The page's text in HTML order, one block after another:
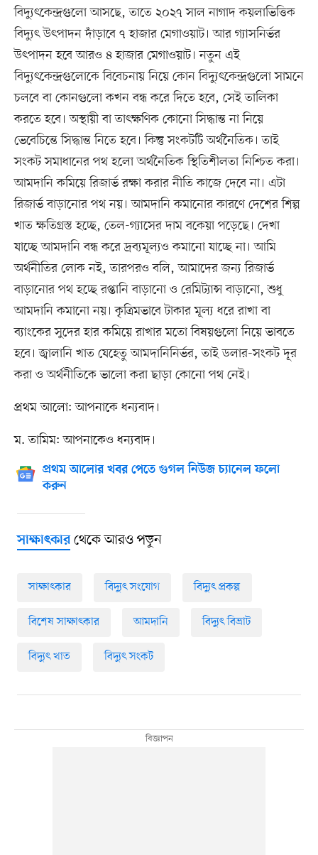
বিদ্যুৎকেন্দ্রগুলো আসছে, তাতে ২০২৭ সাল নাগাদ কয়লাভিত্তিক
বিদ্যুৎ উৎপাদন দাঁড়াবে ৭ হাজার মেগাওয়াট। আর গ্যাসনির্ভর
উৎপাদন হবে আরও ৪ হাজার মেগাওয়াট। নতুন এই
বিদ্যুৎকেন্দ্রগুলোকে বিবেচনায় নিয়ে কোন বিদ্যুৎকেন্দ্রগুলো সামনে
চলবে বা কোনগুলো কখন বন্ধ করে দিতে হবে, সেই তালিকা
করতে হবে। অস্থায়ী বা তাৎক্ষণিক কোনো সিদ্ধান্ত না নিয়ে
ভেবেচিন্তে সিদ্ধান্ত নিতে হবে। কিন্তু সংকটটি অর্থনৈতিক। তাই
সংকট সমাধানের পথ হলো অর্থনৈতিক স্থিতিশীলতা নিশ্চিত করা।
আমদানি কমিয়ে রিজার্ভ রক্ষা করার নীতি কাজে দেবে না। এটা
রিজার্ভ বাড়ানোর পথ নয়। আমদানি কমানোর কারণে দেশের শিল্প
খাত ক্ষতিগ্রস্ত হচ্ছে, তেল-গ্যাসের দাম বকেয়া পড়েছে। দেখা
যাচ্ছে আমদানি বন্ধ করে দ্রব্যমূল্যও কমানো যাচ্ছে না। আমি
অর্থনীতির লোক নই, তারপরও বলি, আমাদের জন্য রিজার্ভ
বাড়ানোর পথ হচ্ছে রপ্তানি বাড়ানো ও রেমিট্যান্স বাড়ানো, শুধু
আমদানি কমানো নয়। কৃত্রিমভাবে টাকার মূল্য ধরে রাখা বা
ব্যাংকের সুদের হার কমিয়ে রাখার মতো বিষয়গুলো নিয়ে ভাবতে
হবে। জ্বালানি খাত যেহেতু আমদানিনির্ভর, তাই ডলার-সংকট দূর
করা ও অর্থনীতিকে ভালো করা ছাড়া কোনো পথ নেই।
প্রথম আলো: আপনাকে ধন্যবাদ।
ম. তামিম: আপনাকেও ধন্যবাদ।
প্রথম আলোর খবর পেতে গুগল নিউজ চ্যানেল ফলো
করুন
সাক্ষাৎকারথেকে আরও পড়ুন
সাক্ষাৎকার বিদ্যুৎ সংযোগ বিদ্যুৎ প্রকল্প
বিশেষ সাক্ষাৎকার আমদানি বিদ্যুৎ বিভ্রাট
বিদ্যুৎ খাত বিদ্যুৎ সংকট